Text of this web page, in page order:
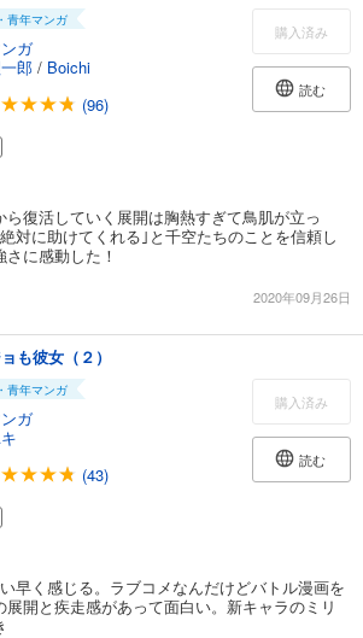
青年マンガ
ガ
郎 / Boichi
(96)
購入済み
読む
復活していく展開は胸熱すぎて鳥肌が立っ
対に助けてくれる｣と千空たちのことを信頼し
に感動した！
2020年09月26日
も彼女（２）
青年マンガ
ガ
(43)
購入済み
読む
早く感じる。ラブコメなんだけどバトル漫画を
開と疾走感があって面白い。新キャラのミリ